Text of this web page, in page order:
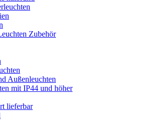
Zubehör
Außenleuchten
mit IP44 und höher
lieferbar